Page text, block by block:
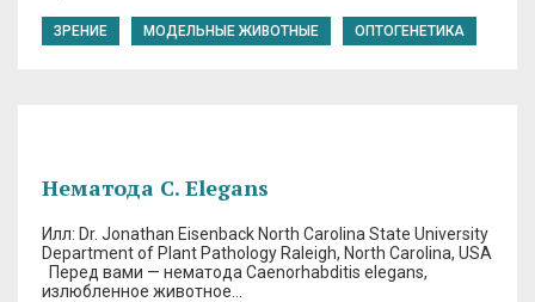
ЗРЕНИЕ МОДЕЛЬНЫЕ ЖИВОТНЫЕ ОПТОГЕНЕТИКА
Нематода C. Elegans
Илл: Dr. Jonathan Eisenback North Carolina State University
Department of Plant Pathology Raleigh, North Carolina, USA
Перед вами — нематода Caenorhabditis elegans,
излюбленное животное…